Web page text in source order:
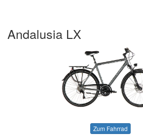
Andalusia LX
Zum Fahrrad